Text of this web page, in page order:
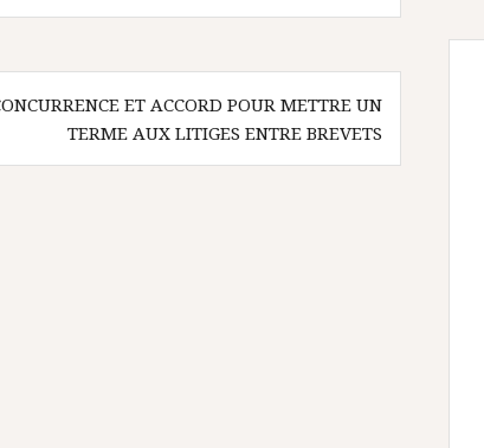
ET ACCORD POUR METTRE UN
TERME AUX LITIGES ENTRE BREVETS